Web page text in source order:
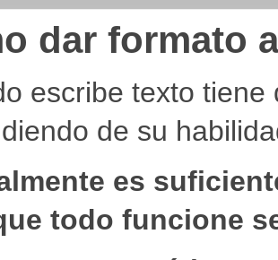
dar formato
escribe texto
de su
es
todo funcione